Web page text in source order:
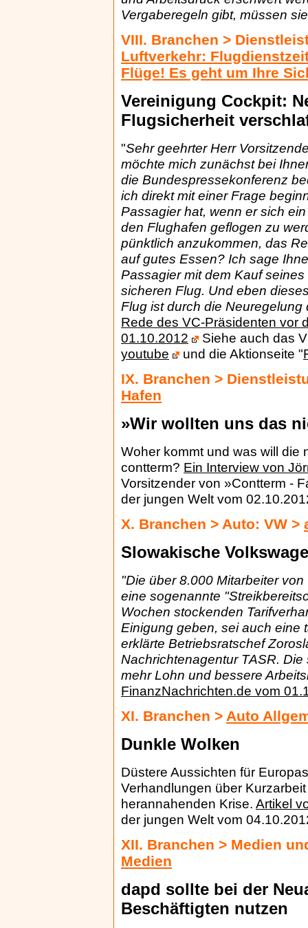
Vergaberegeln gibt, müssen
VIII. Branchen >
Luftverkehr:
Flüge! Es geht um Ihre
Vereinigung Cockpit:
Flugsicherheit
"Sehr geehrter Herr
möchte mich zunächst bei
die Bundespressekonferenz
ich direkt mit einer Frage
Passagier hat, wenn er sich
den Flughafen geflogen zu
pünktlich anzukommen, das
auf gutes Essen? Ich sage
Passagier mit dem Kauf
sicheren Flug. Und eben
Flug ist durch die
Rede des VC-Präsidenten vor
01.10.2012
Siehe auch das
youtube
und die Aktionseite "
IX. Branchen >
Hafen
»Wir wollten uns das
Woher kommt und was will die
contterm? Ein Interview von
Vorsitzender von »Contterm -
der jungen Welt vom
X. Branchen > Auto: VW >
Slowakische
"Die über 8.000 Mitarbeiter
eine sogenannte
Wochen stockenden
Einigung geben, sei auch eine
erklärte Betriebsratschef
Nachrichtenagentur TASR.
mehr Lohn und bessere
FinanzNachrichten.de vom
XI. Branchen > Auto
Dunkle Wolken
Düstere Aussichten für
Verhandlungen über
herannahenden Krise. Artikel
der jungen Welt vom
XII. Branchen > Medien
Medien
dapd sollte bei der
Beschäftigten nutzen